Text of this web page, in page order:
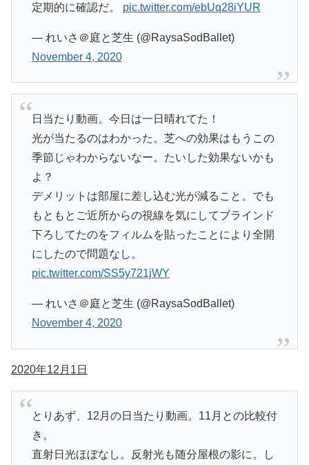
定期的に確認だ。 pic.twitter.com/ebUq28iYUR
— れいさ＠庭と芝生 (@RaysaSodBallet)
November 4, 2020
日当たり動画。今日は一日晴れてた！
光が当たるのはわかった。芝への効果はもうこの
季節じゃわからないなー。たいした効果ないかも
よ？
デメリットは部屋に差し込む光が減ること。でも
もともとご近所からの視線を気にしてブラインド
下ろしてたのをフィルムを貼ったことにより全開
にしたので問題なし。
pic.twitter.com/SS5y721jWY
— れいさ＠庭と芝生 (@RaysaSodBallet)
November 4, 2020
2020年12月1日
とりあず、12月の日当たり動画。11月との比較付
き。
直射日光ほぼなし。反射光も随分屋根の影に。し